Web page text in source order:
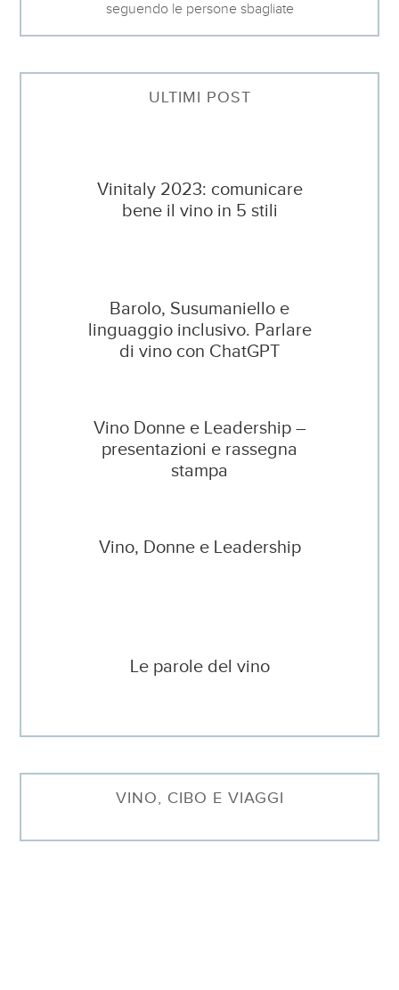
seguendo le persone sbagliate
ULTIMI POST
Vinitaly 2023: comunicare
bene il vino in 5 stili
Barolo, Susumaniello e
linguaggio inclusivo. Parlare
di vino con ChatGPT
Vino Donne e Leadership –
presentazioni e rassegna
stampa
Vino, Donne e Leadership
Le parole del vino
VINO, CIBO E VIAGGI